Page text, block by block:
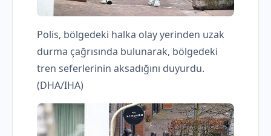
Polis, bölgedeki halka olay yerinden uzak
durma çağrısında bulunarak, bölgedeki
tren seferlerinin aksadığını duyurdu.
(DHA/IHA)